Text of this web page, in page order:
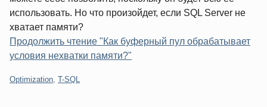
использовать. Но что произойдет, если SQL Server не
хватает памяти?
Продолжить чтение "Как буферный пул обрабатывает
условия нехватки памяти?"
Категории:
Optimization, T-SQL